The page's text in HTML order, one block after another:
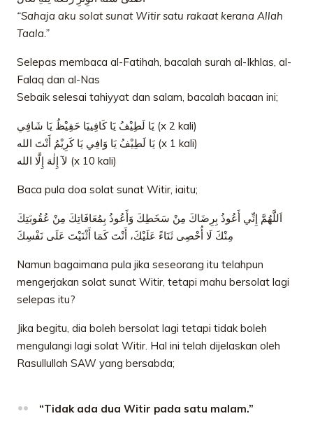
“Sahaja aku solat sunat Witir satu rakaat kerana Allah
Taala.”
Selepas membaca al-Fatihah, bacalah surah al-Ikhlas, al-
Falaq dan al-Nas
Sebaik selesai tahiyyat dan salam, bacalah bacaan ini;
يَا لَطِيْفُ يَا كَافِييَا حَفِيْظُ يَا شَافِي (x 2 kali)
يَا لَطِيْفُ يَا وَافِي يَا كَرِيْمُ أَنْتَ الله (x 1 kali)
لآ إِلٰهَ إِلَّا الله (x 10 kali)
Baca pula doa solat sunat Witir, iaitu;
اَللَّهُمَّ إِنِّي أَعُوذُ بِرِضَاكَ مِنْ سَخَطِكَ وَأَعُوذُ بِمُعَافَاتِكَ مِنْ عُقُوبَتِكَ
مِنْكَ لَا أُحْصِى ثَنَاءً عَلَيْكَ، أَنْتَ كَمَا أَثْنَيْتَ عَلَى نَفْسِكَ
Namun bagaimana pula jika seseorang itu telahpun
mengerjakan solat sunat Witir, tetapi mahu bersolat lagi
selepas itu?
Jika begitu, dia boleh bersolat lagi tetapi tidak boleh
mengulangi lagi solat Witir. Hal ini telah dijelaskan oleh
Rasullullah SAW yang bersabda;
“Tidak ada dua Witir pada satu malam.”